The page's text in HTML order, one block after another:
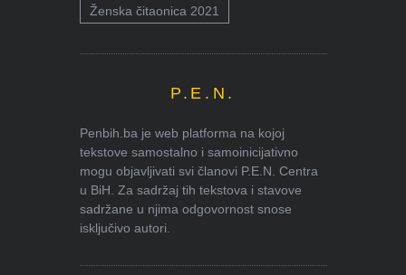
Ženska čitaonica 2021
P.E.N.
Penbih.ba je web platforma na kojoj
tekstove samostalno i samoinicijativno
mogu objavljivati svi članovi P.E.N. Centra
u BiH. Za sadržaj tih tekstova i stavove
sadržane u njima odgovornost snose
isključivo autori.